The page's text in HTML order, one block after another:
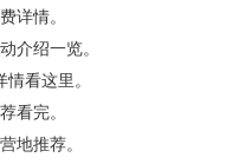
详情。
介绍一览。
看这里。
看完。
地推荐。